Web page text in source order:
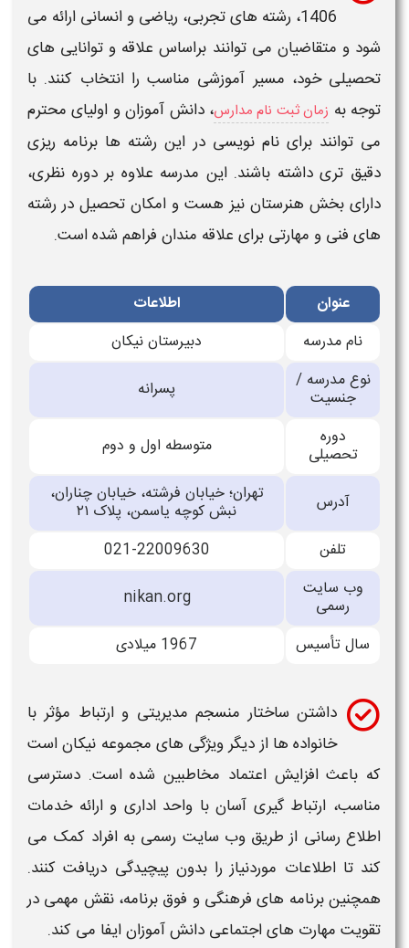
1406، رشته های تجربی، ریاضی و انسانی ارائه می
شود و متقاضیان می توانند براساس علاقه و توانایی های
تحصیلی خود، مسیر آموزشی مناسب را انتخاب کنند. با
توجه به زمان ثبت نام مدارس، دانش آموزان و اولیای محترم
می توانند برای نام نویسی در این رشته ها برنامه ریزی
دقیق تری داشته باشند. این مدرسه علاوه بر دوره نظری،
دارای بخش هنرستان نیز هست و امکان تحصیل در رشته
های فنی و مهارتی برای علاقه مندان فراهم شده است.
عنوان
اطلاعات
نام مدرسه
دبیرستان نیکان
نوع مدرسه /
جنسیت
پسرانه
دوره
تحصیلی متوسطه اول و دوم
آدرس تهران؛ خیابان فرشته، خیابان چناران،
نبش کوچه یاسمن، پلاک ۲۱
تلفن
021-22009630
وب سایت
رسمی
nikan.org
سال تأسیس
1967 میلادی
داشتن ساختار منسجم مدیریتی و ارتباط مؤثر با
خانواده ها از دیگر ویژگی های مجموعه نیکاناست
که باعث افزایش اعتماد مخاطبین شده است. دسترسی
مناسب، ارتباط گیری آسان با واحد اداری و ارائه خدمات
اطلاع رسانی از طریق وب سایت رسمی به افراد کمک می
کند تا اطلاعات موردنیاز را بدون پیچیدگی دریافت کنند.
همچنین برنامه های فرهنگی و فوق برنامه، نقش مهمی در
تقویت مهارت های اجتماعی دانش آموزان ایفا می کند.